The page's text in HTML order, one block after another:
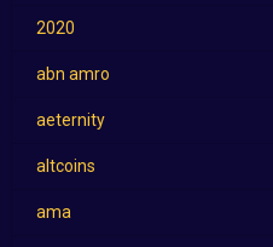
2020
abn amro
aeternity
altcoins
ama